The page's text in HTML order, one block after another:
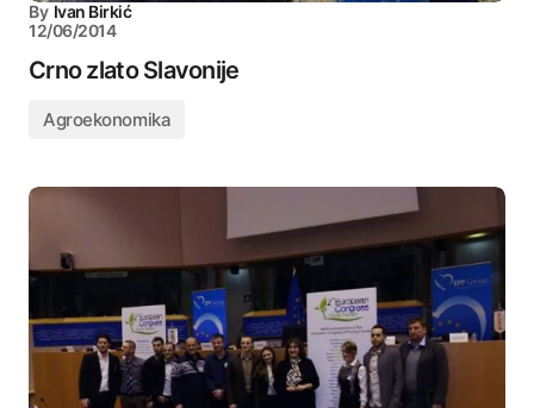
By Ivan Birkić
12/06/2014
Crno zlato Slavonije
Agroekonomika